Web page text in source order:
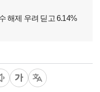
해제 우려 딛고 6.14%